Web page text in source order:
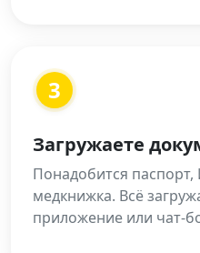
3
Загружаете
Понадобится
медкнижка. Всё
приложение или чат-